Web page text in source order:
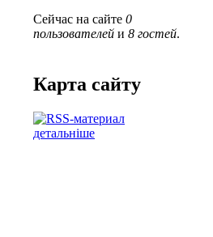
Сейчас на сайте 0
пользователей и 8 гостей.
Карта сайту
детальніше